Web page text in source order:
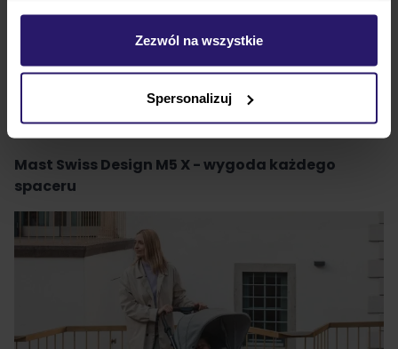
Zezwól na wszystkie
Spersonalizuj
Mast Swiss Design M5 XLion,
Mast Swiss Design M5 XOnyx,
Mast Swiss Design M5 XVolcanic Ash.
Mast Swiss Design M5 X - wygoda każdego
spaceru